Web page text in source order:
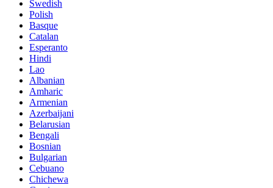
Swedish
Polish
Basque
Catalan
Esperanto
Hindi
Lao
Albanian
Amharic
Armenian
Azerbaijani
Belarusian
Bengali
Bosnian
Bulgarian
Cebuano
Chichewa